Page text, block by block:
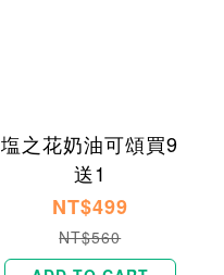
塩之花奶油可頌買9
送1
NT$499
NT$560